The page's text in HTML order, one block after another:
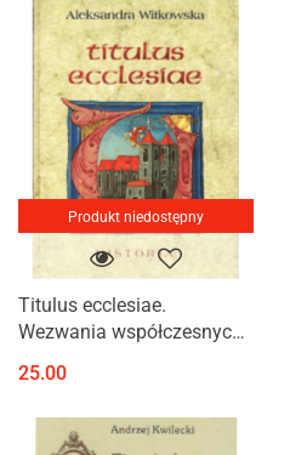
Produkt niedostępny
Titulus ecclesiae.
Wezwania współczesnych
Polsce
25.00